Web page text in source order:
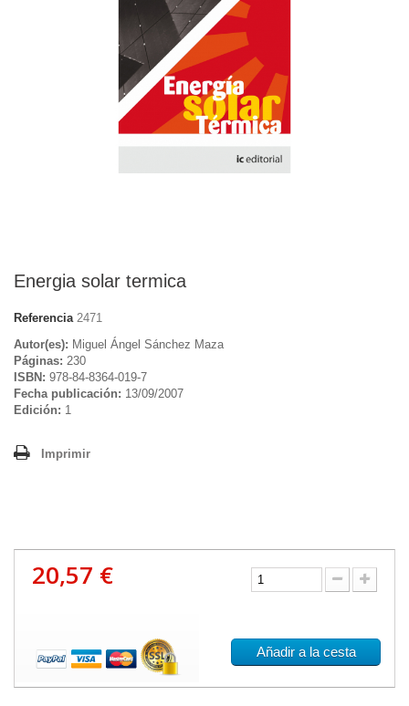
Energia solar termica
Referencia 2471
Autor(es): Miguel Ángel Sánchez Maza
Páginas: 230
ISBN: 978-84-8364-019-7
Fecha publicación: 13/09/2007
Edición: 1
Imprimir
20,57 €
Añadir a la cesta